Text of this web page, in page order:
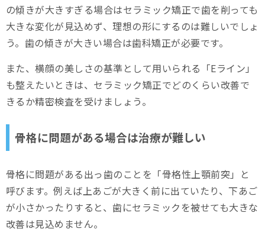
の傾きが大きすぎる場合はセラミック矯正で歯を削っても
大きな変化が見込めず、理想の形にするのは難しいでしょ
う。歯の傾きが大きい場合は歯科矯正が必要です。
また、横顔の美しさの基準として用いられる「Eライン」
も整えたいときは、セラミック矯正でどのくらい改善で
きるか精密検査を受けましょう。
骨格に問題がある場合は治療が難しい
骨格に問題がある出っ歯のことを「骨格性上顎前突」と
呼びます。例えば上あごが大きく前に出ていたり、下あご
が小さかったりすると、歯にセラミックを被せても大きな
改善は見込めません。